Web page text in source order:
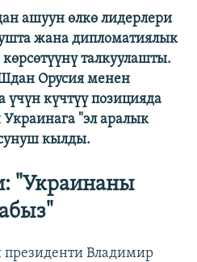
ашуун өлкө лидерлери
жана дипломатиялык
талкуулашты.
Орусия менен
үчүн күчтүү позицияда
"эл аралык
кылды.
"Украинаны
Владимир